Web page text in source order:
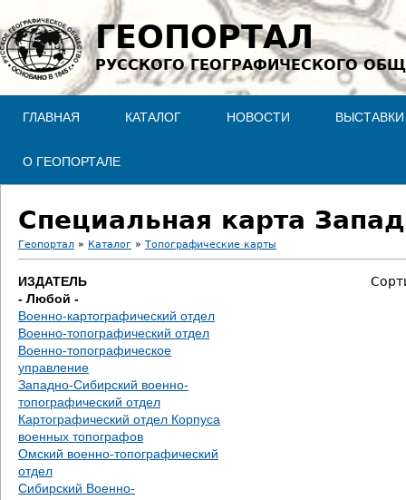
Jump to navigation
ГЕОПОРТАЛ
РУССКОГО ГЕОГРАФИЧЕСКОГО
ГЛАВНАЯ КАТАЛОГ НОВОСТИ ВЫСТАВКИ
О ГЕОПОРТАЛЕ
Специальная карта
В
ы
з
д
е
с
ь
Геопортал » Каталог » Топографические карты
ИЗДАТЕЛЬ
- Любой -
Военно-картографический отдел
Военно-топографический отдел
Военно-топографическое
управление
Западно-Сибирский военно-
топографический отдел
Картографический отдел Корпуса
военных топографов
Омский военно-топографический
отдел
Сибирский Военно-